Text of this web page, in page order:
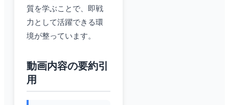
質を学ぶことで、即戦
力として活躍できる環
境が整っています。
動画内容の要約引
用